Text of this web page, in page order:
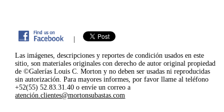
|
Las imágenes, descripciones y reportes de condición usados en este
sitio, son materiales originales con derecho de autor original propiedad
de ©Galerías Louis C. Morton y no deben ser usadas ni reproducidas
sin autorización. Para mayores informes, por favor llame al teléfono
+52(55) 52.83.31.40 o envíe un correo a
atención.clientes@mortonsubastas.com